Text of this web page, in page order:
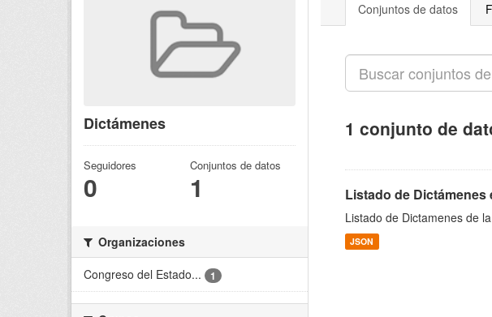
Dictámenes
Seguidores
0
Conjuntos de datos
1
Organizaciones
Congreso del Estado...
1
Conjuntos de datos
1 conjunto de
Listado de Dictámenes
Listado de Dictamenes de
JSON